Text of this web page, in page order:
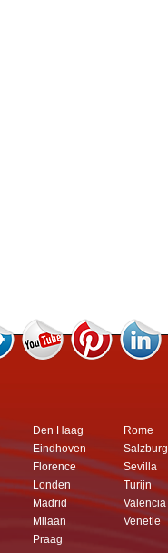
Den Haag
Eindhoven
Florence
Londen
Madrid
Milaan
Praag
Rome
Salzburg
Sevilla
Turijn
Valencia
Venetie